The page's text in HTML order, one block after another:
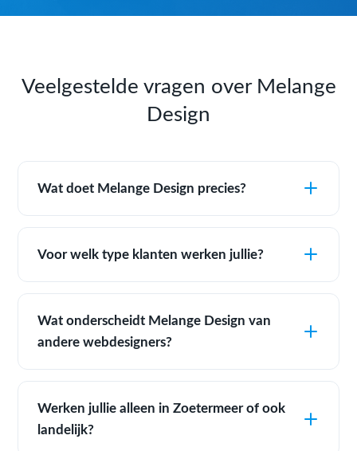
Veelgestelde vragen over Melange
Design
Wat doet Melange Design precies?
Voor welk type klanten werken jullie?
Wat onderscheidt Melange Design van
andere webdesigners?
Werken jullie alleen in Zoetermeer of ook
landelijk?